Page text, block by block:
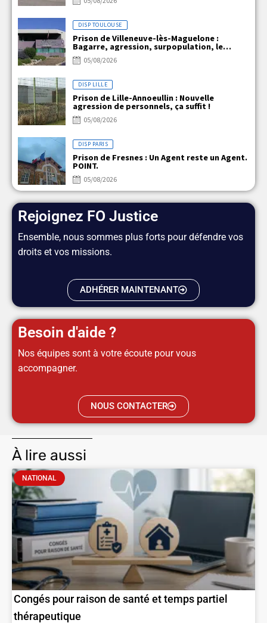
DISP TOULOUSE
Prison de Villeneuve-lès-Maguelone :
Bagarre, agression, surpopulation, le
quotidien explosif de VLM !!!
05/08/2026
DISP LILLE
Prison de Lille-Annoeullin : Nouvelle
agression de personnels, ça suffit !
05/08/2026
DISP PARIS
Prison de Fresnes : Un Agent reste un Agent.
POINT.
05/08/2026
Rejoignez FO Justice
Ensemble, nous sommes plus forts pour défendre vos
droits et vos missions.
ADHÉRER MAINTENANT
Besoin d'aide ?
Nos équipes sont à votre écoute pour vous
accompagner.
NOUS CONTACTER
À lire aussi
NATIONAL
Congés pour raison de santé et temps partiel
thérapeutique